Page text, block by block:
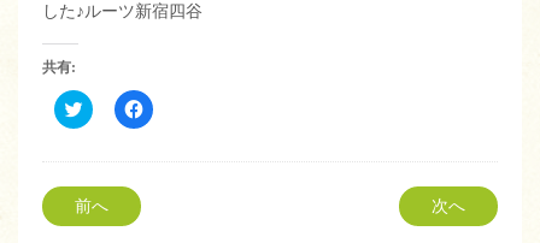
した♪ルーツ新宿四谷
共有:
ク
リ
し
て
Twitter
で
共
Facebook
で
す
前へ 次へ